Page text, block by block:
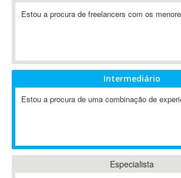
Ab Initio
ABIS
AbleCommerce
Ableton
Abstract
Abstract Window Toolkit (AWT)
Estou a procura de freelancers com os
Intermediário
Estou a procura de uma combinação de
Especialista